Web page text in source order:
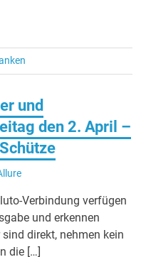
und
den 2. April –
Verbindung verfügen
und erkennen
direkt, nehmen kein
die […]